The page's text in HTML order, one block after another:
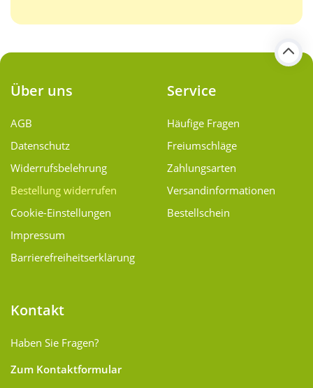
Über uns
AGB
Datenschutz
Widerrufsbelehrung
Bestellung widerrufen
Cookie-Einstellungen
Impressum
Barrierefreiheitserklärung
Service
Häufige Fragen
Freiumschläge
Zahlungsarten
Versand­informationen
Bestellschein
Kontakt
Haben Sie Fragen?
Zum Kontaktformular